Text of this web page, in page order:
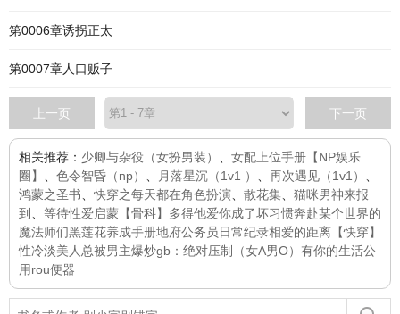
第0006章诱拐正太
第0007章人口贩子
上一页 下一页
相关推荐： 少卿与杂役（女扮男装）
女配上位手册【NP娱乐
圈】
色令智昏（np） 月落星沉（1v1 ） 再次遇见（1v1）
鸿蒙之圣书 、快穿之每天都在角色扮演 散花集
猫咪男神来报
到
等待性爱启蒙【骨科】 多得他爱你成了坏习惯奔赴某个世界的
魔法师们黑莲花养成手册地府公务员日常纪录相爱的距离 【快穿】
性冷淡美人总被男主爆炒gb：绝对压制（女A男O） 有你的生活公
用rou便器